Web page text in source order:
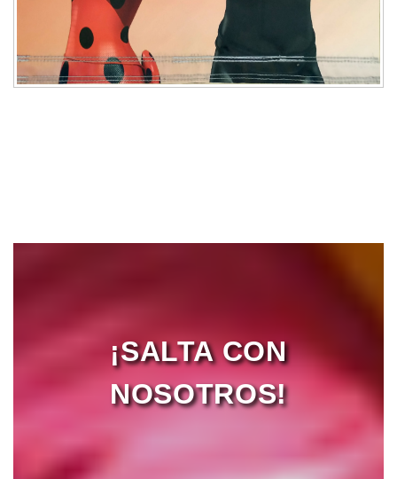
¡SALTA CON
NOSOTROS!